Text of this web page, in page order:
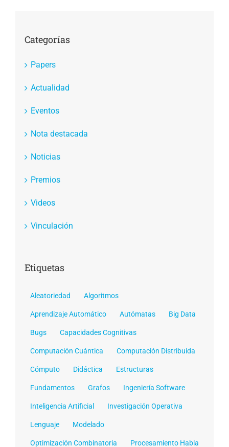
Categorías
Papers
Actualidad
Eventos
Nota destacada
Noticias
Premios
Videos
Vinculación
Etiquetas
Aleatoriedad Algoritmos
Aprendizaje Automático Autómatas Big Data
Bugs Capacidades Cognitivas
Computación Cuántica Computación Distribuida
Cómputo Didáctica Estructuras
Fundamentos Grafos Ingeniería Software
Inteligencia Artificial Investigación Operativa
Lenguaje Modelado
Optimización Combinatoria Procesamiento Habla